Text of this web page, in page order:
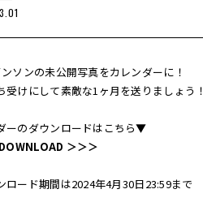
ソンの未公開写真をカレンダーに！
受けにして素敵な1ヶ月を送りましょう！
ーのダウンロードはこちら▼
＞＞＞
ロード期間は2024年4月30日23:59まで